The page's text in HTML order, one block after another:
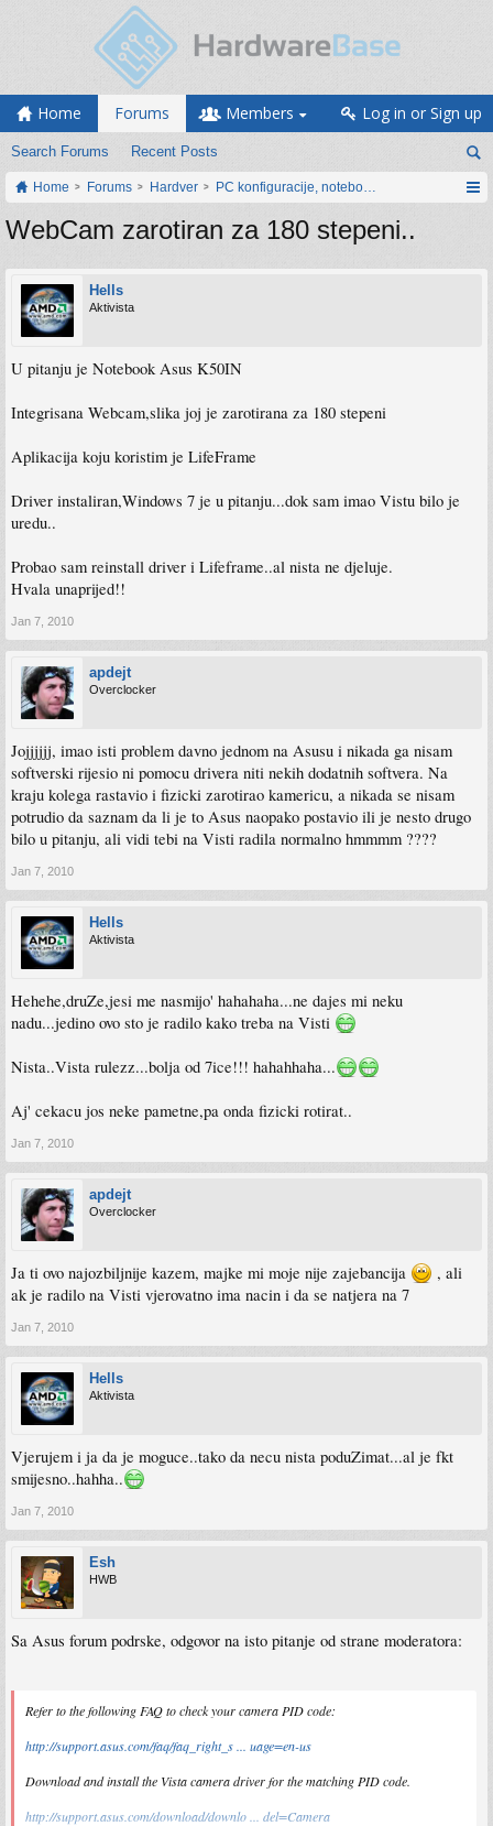
Home Forums
Search Forums Recent Posts
Members Log in or Sign up
Home Forums Hardver PC konfiguracije, notebook računari, servis
WebCam zarotiran za 180 stepeni..
Hells
Aktivista
U pitanju je Notebook Asus K50IN
Integrisana Webcam,slika joj je zarotirana za 180 stepeni
Aplikacija koju koristim je LifeFrame
Driver instaliran,Windows 7 je u pitanju...dok sam imao Vistu bilo je
uredu..
Probao sam reinstall driver i Lifeframe..al nista ne djeluje.
Hvala unaprijed!!
Jan 7, 2010
apdejt
Overclocker
Jojjjjjj, imao isti problem davno jednom na Asusu i nikada ga nisam
softverski rijesio ni pomocu drivera niti nekih dodatnih softvera. Na
kraju kolega rastavio i fizicki zarotirao kamericu, a nikada se nisam
potrudio da saznam da li je to Asus naopako postavio ili je nesto drugo
bilo u pitanju, ali vidi tebi na Visti radila normalno hmmmm ????
Jan 7, 2010
Hells
Aktivista
Hehehe,druZe,jesi me nasmijo' hahahaha...ne dajes mi neku
nadu...jedino ovo sto je radilo kako treba na Visti
Nista..Vista rulezz...bolja od 7ice!!! hahahhaha...
Aj' cekacu jos neke pametne,pa onda fizicki rotirat..
Jan 7, 2010
apdejt
Overclocker
Ja ti ovo najozbiljnije kazem, majke mi moje nije zajebancija
, ali
ak je radilo na Visti vjerovatno ima nacin i da se natjera na 7
Jan 7, 2010
Hells
Aktivista
Vjerujem i ja da je moguce..tako da necu nista poduZimat...al je fkt
smijesno..hahha..
Jan 7, 2010
Esh
HWB
Sa Asus forum podrske, odgovor na isto pitanje od strane moderatora:
Refer to the following FAQ to check your camera PID code:
http://support.asus.com/faq/faq_right_s ... uage=en-us
Download and install the Vista camera driver for the matching PID code.
http://support.asus.com/download/downlo ... del=Camera